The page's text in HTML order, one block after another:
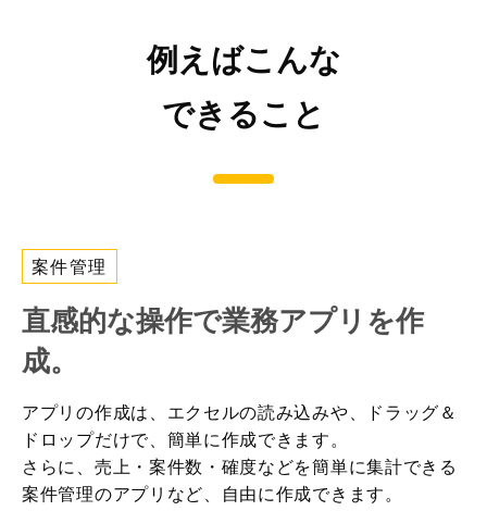
例えばこんな
できること
案件管理
直感的な操作で業務アプリを作
成。
アプリの作成は、エクセルの読み込みや、ドラッグ＆
ドロップだけで、簡単に作成できます。
さらに、売上・案件数・確度などを簡単に集計できる
案件管理のアプリなど、自由に作成できます。